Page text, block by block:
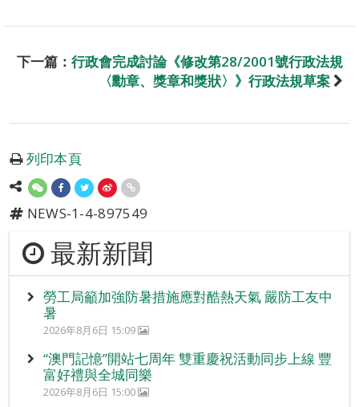
下一篇： 行政會完成討論《修改第28/2001號行政法規
〈勳章、獎章和獎狀〉》行政法規草案
列印本頁
NEWS-1-4-897549
最新新聞
勞工局籲加強防暑措施應對酷熱天氣 嚴防工友中
暑
2026年8月6日 15:09
“澳門記憶”開站七周年 雙重慶祝活動同步上線 豐
富好禮與全城同樂
2026年8月6日 15:00